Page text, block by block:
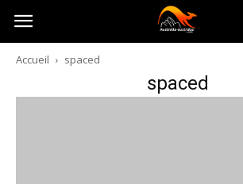
Australia-
australie.com
Accueil spaced
spaced